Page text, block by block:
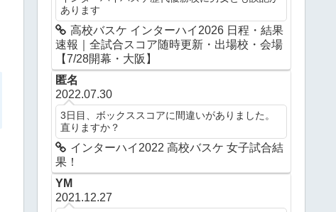
あります
高校バスケ インターハイ2026 日程・結果
速報｜全試合スコア随時更新・出場校・会場
【7/28開幕・大阪】
匿名
2022.07.30
3日目、ボックススコアに間違いがありました。
直りますか？
インターハイ2022 高校バスケ 女子試合結
果！
YM
2021.12.27